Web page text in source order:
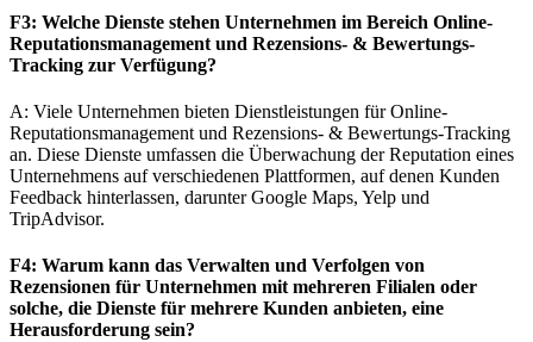
F3: Welche Dienste stehen Unternehmen im Bereich Online-
Reputationsmanagement und Rezensions- & Bewertungs-
Tracking zur Verfügung?
A: Viele Unternehmen bieten Dienstleistungen für Online-
Reputationsmanagement und Rezensions- & Bewertungs-Tracking
an. Diese Dienste umfassen die Überwachung der Reputation eines
Unternehmens auf verschiedenen Plattformen, auf denen Kunden
Feedback hinterlassen, darunter Google Maps, Yelp und
TripAdvisor.
F4: Warum kann das Verwalten und Verfolgen von
Rezensionen für Unternehmen mit mehreren Filialen oder
solche, die Dienste für mehrere Kunden anbieten, eine
Herausforderung sein?